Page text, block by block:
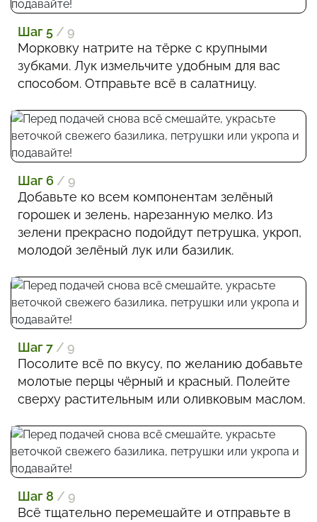
Шаг 5 / 9
Морковку натрите на тёрке с крупными
зубками. Лук измельчите удобным для вас
способом. Отправьте всё в салатницу.
Шаг 6 / 9
Добавьте ко всем компонентам зелёный
горошек и зелень, нарезанную мелко. Из
зелени прекрасно подойдут петрушка, укроп,
молодой зелёный лук или базилик.
Шаг 7 / 9
Посолите всё по вкусу, по желанию добавьте
молотые перцы чёрный и красный. Полейте
сверху растительным или оливковым маслом.
Шаг 8 / 9
Всё тщательно перемешайте и отправьте в